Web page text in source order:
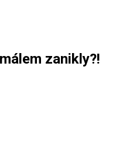
zanikly?!